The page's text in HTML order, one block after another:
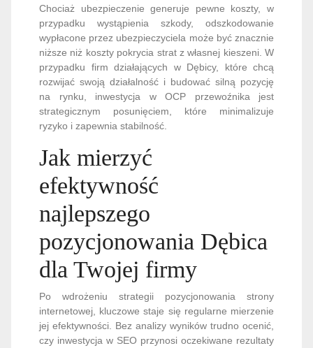
Chociaż ubezpieczenie generuje pewne koszty, w
przypadku wystąpienia szkody, odszkodowanie
wypłacone przez ubezpieczyciela może być znacznie
niższe niż koszty pokrycia strat z własnej kieszeni. W
przypadku firm działających w Dębicy, które chcą
rozwijać swoją działalność i budować silną pozycję
na rynku, inwestycja w OCP przewoźnika jest
strategicznym posunięciem, które minimalizuje
ryzyko i zapewnia stabilność.
Jak mierzyć
efektywność
najlepszego
pozycjonowania Dębica
dla Twojej firmy
Po wdrożeniu strategii pozycjonowania strony
internetowej, kluczowe staje się regularne mierzenie
jej efektywności. Bez analizy wyników trudno ocenić,
czy inwestycja w SEO przynosi oczekiwane rezultaty